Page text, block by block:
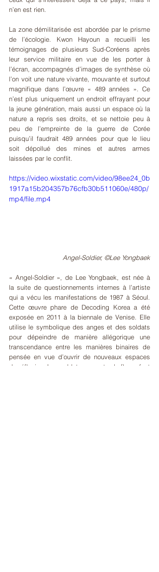
n’en est rien.
La zone démilitarisée est abordée par le prisme
de l’écologie. Kwon Hayoun a recueilli les
témoignages de plusieurs Sud-Coréens après
leur service militaire en vue de les porter à
l’écran, accompagnés d’images de synthèse où
l’on voit une nature vivante, mouvante et surtout
magnifique dans l’œuvre « 489 années ». Ce
n’est plus uniquement un endroit effrayant pour
la jeune génération, mais aussi un espace où la
nature a repris ses droits, et se nettoie peu à
peu de l’empreinte de la guerre de Corée
puisqu’il faudrait 489 années pour que le lieu
soit dépollué des mines et autres armes
laissées par le conflit.
https://video.wixstatic.com/video/98ee24_0b
1917a15b204357b76cfb30b511060e/480p/
mp4/file.mp4
Angel-Soldier, ©Lee Yongbaek
« Angel-Soldier », de Lee Yongbaek, est née à
la suite de questionnements internes à l’artiste
qui a vécu les manifestations de 1987 à Séoul.
Cette œuvre phare de Decoding Korea a été
exposée en 2011 à la biennale de Venise. Elle
utilise le symbolique des anges et des soldats
pour dépeindre de manière allégorique une
transcendance entre les manières binaires de
pensée en vue d’ouvrir de nouveaux espaces
de réflexion. Les soldats couverts de fleurs font